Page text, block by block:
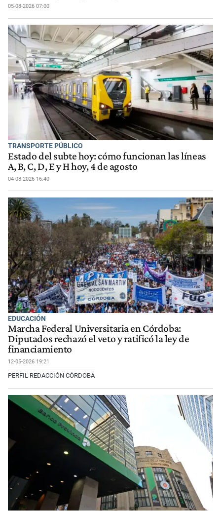
05-08-2026 07:00
TRANSPORTE PÚBLICO
Estado del subte hoy: cómo funcionan las líneas
A, B, C, D, E y H hoy, 4 de agosto
04-08-2026 16:40
EDUCACIÓN
Marcha Federal Universitaria en Córdoba:
Diputados rechazó el veto y ratificó la ley de
financiamiento
12-05-2026 19:21
PERFIL REDACCIÓN CÓRDOBA